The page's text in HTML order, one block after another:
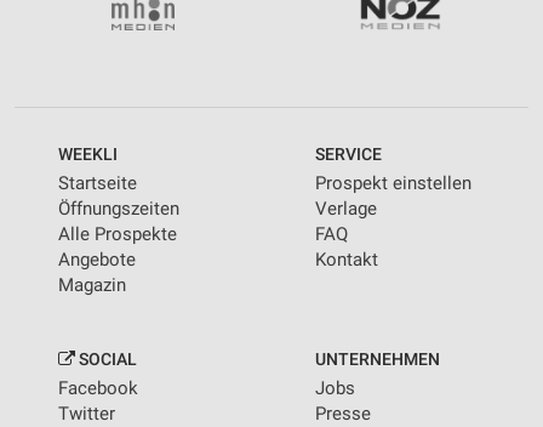
WEEKLI
Startseite
Öffnungszeiten
Alle Prospekte
Angebote
Magazin
SERVICE
Prospekt einstellen
Verlage
FAQ
Kontakt
SOCIAL
Facebook
Twitter
UNTERNEHMEN
Jobs
Presse